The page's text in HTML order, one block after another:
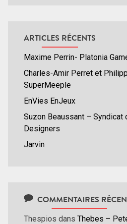
ARTICLES RÉCENTS
Maxime Perrin- Platonia
Charles-Amir Perret et
SuperMeeple
EnVies EnJeux
Suzon Beaussant – Syndicat
Designers
Jarvin
COMMENTAIRES
Thespios dans Thebes –